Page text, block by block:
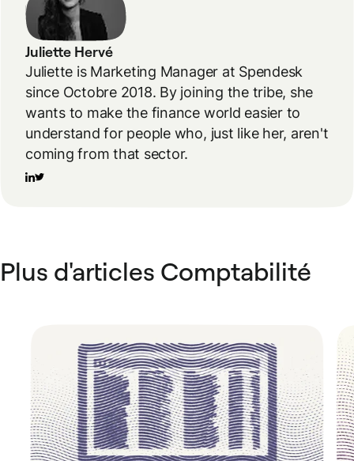
Juliette Hervé
Juliette is Marketing Manager at Spendesk
since Octobre 2018. By joining the tribe, she
wants to make the finance world easier to
understand for people who, just like her, aren't
coming from that sector.
Plus d'articles Comptabilité